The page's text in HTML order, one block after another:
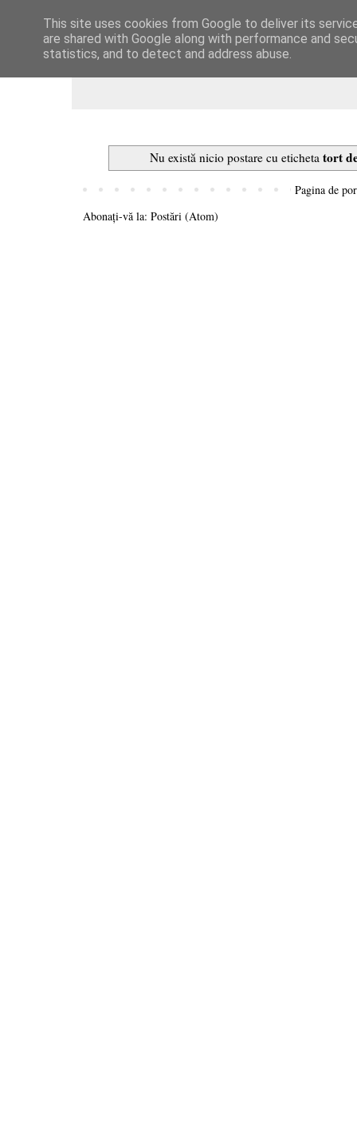
Dulcegarii culinare
Nu există nicio postare cu etichetatort
Pagina de
Abonați-vă la: Postări (Atom)
This site uses cookies from Google to deliver its
are shared with Google along with performance and
statistics, and to detect and address abuse.